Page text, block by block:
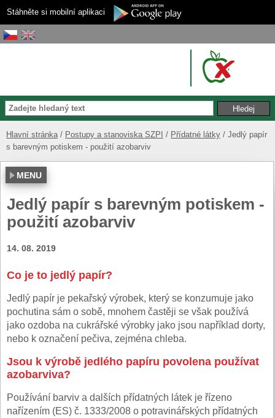
Stáhněte si mobilní aplikaci
Hlavní stránka Postupy a stanoviska SZPI Přídatné látky
Jedlý papír
s barevným potiskem - použití azobarviv
MENU
Jedlý papír s barevným potiskem -
použití azobarviv
14. 08. 2019
Co je to jedlý papír?
Jedlý papír je pekařský výrobek, který se konzumuje jako
pochutina sám o sobě, mnohem častěji se však používá
jako ozdoba na cukrářské výrobky jako jsou například dorty,
nebo k označení pečiva, zejména chleba.
Jsou k výrobě jedlého papíru povolena používat
azobarviva?
Používání barviv a dalších přídatných látek je řízeno
nařízením (ES) č. 1333/2008 o potravinářských přídatných